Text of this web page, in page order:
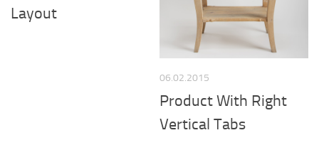
Layout
06.02.2015
Product With Right
Vertical Tabs